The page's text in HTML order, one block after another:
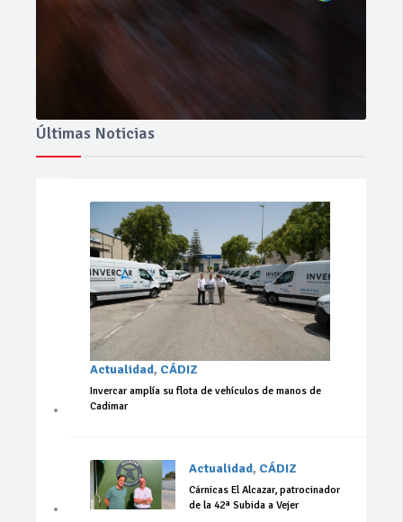
Últimas Noticias
Actualidad, CÁDIZ
Invercar amplía su flota de vehículos de manos de
Cadimar
Actualidad, CÁDIZ
Cárnicas El Alcazar, patrocinador
de la 42ª Subida a Vejer